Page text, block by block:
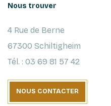
Nous trouver
4 Rue de Berne
67300 Schiltigheim
Tél. : 03 69 81 57 42
NOUS CONTACTER